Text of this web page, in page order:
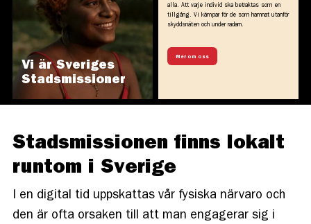
Vi är Sveriges
Stadsmissioner
alla. Att varje individ ska betraktas som en
tillgång. Vi kämpar för de som hamnat utanför
skyddsnäten och under radarn.
Mer om oss
Stadsmissionen finns lokalt
runtom i Sverige
I en digital tid uppskattas vår fysiska närvaro och
den är ofta orsaken till att man engagerar sig i